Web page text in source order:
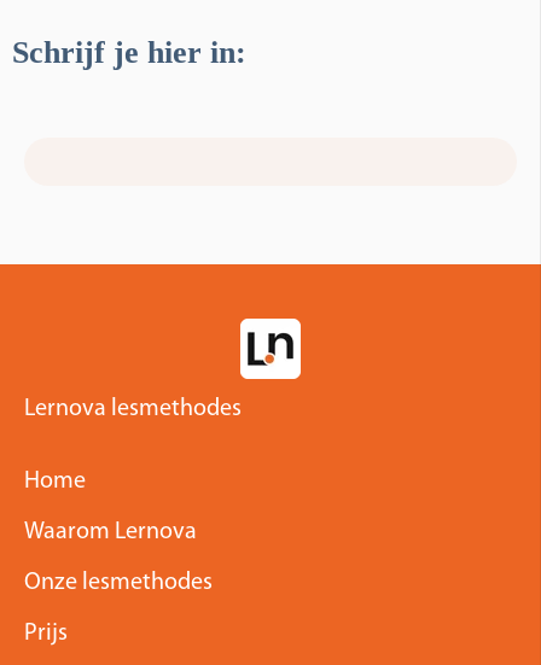
Schrijf je hier in:
Lernova lesmethodes
Home
Waarom Lernova
Onze lesmethodes
Prijs